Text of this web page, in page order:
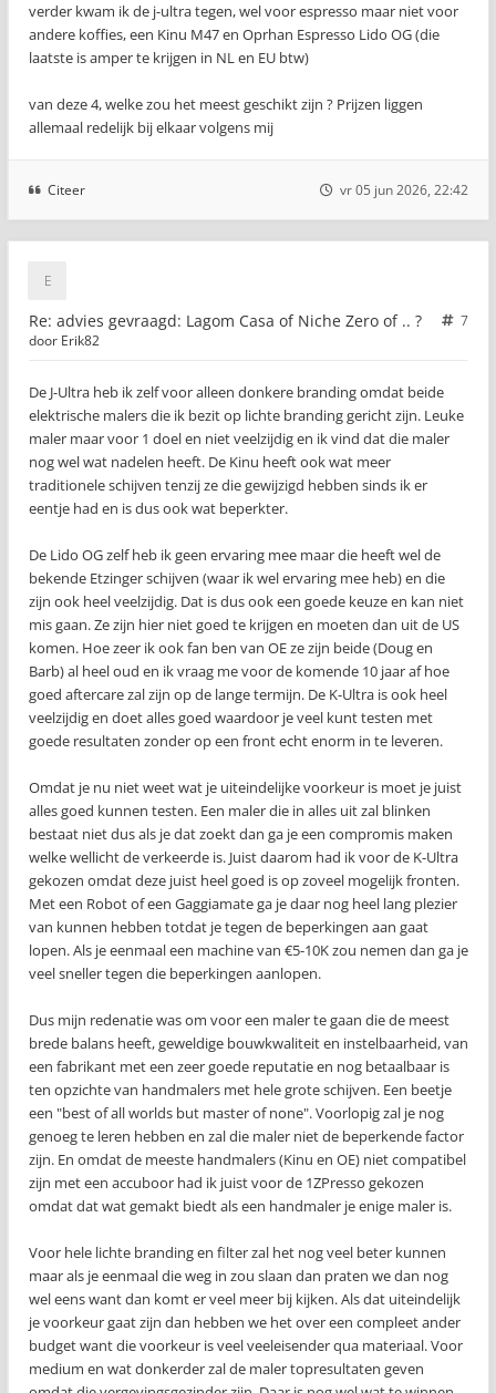
verder kwam ik de j-ultra tegen, wel voor espresso maar niet voor
andere koffies, een Kinu M47 en Oprhan Espresso Lido OG (die
laatste is amper te krijgen in NL en EU btw)
van deze 4, welke zou het meest geschikt zijn ? Prijzen liggen
allemaal redelijk bij elkaar volgens mij
Citeer vr 05 jun 2026, 22:42
Re: advies gevraagd: Lagom Casa of Niche Zero of .. ?
7
door Erik82
De J-Ultra heb ik zelf voor alleen donkere branding omdat beide
elektrische malers die ik bezit op lichte branding gericht zijn. Leuke
maler maar voor 1 doel en niet veelzijdig en ik vind dat die maler
nog wel wat nadelen heeft. De Kinu heeft ook wat meer
traditionele schijven tenzij ze die gewijzigd hebben sinds ik er
eentje had en is dus ook wat beperkter.
De Lido OG zelf heb ik geen ervaring mee maar die heeft wel de
bekende Etzinger schijven (waar ik wel ervaring mee heb) en die
zijn ook heel veelzijdig. Dat is dus ook een goede keuze en kan niet
mis gaan. Ze zijn hier niet goed te krijgen en moeten dan uit de US
komen. Hoe zeer ik ook fan ben van OE ze zijn beide (Doug en
Barb) al heel oud en ik vraag me voor de komende 10 jaar af hoe
goed aftercare zal zijn op de lange termijn. De K-Ultra is ook heel
veelzijdig en doet alles goed waardoor je veel kunt testen met
goede resultaten zonder op een front echt enorm in te leveren.
Omdat je nu niet weet wat je uiteindelijke voorkeur is moet je juist
alles goed kunnen testen. Een maler die in alles uit zal blinken
bestaat niet dus als je dat zoekt dan ga je een compromis maken
welke wellicht de verkeerde is. Juist daarom had ik voor de K-Ultra
gekozen omdat deze juist heel goed is op zoveel mogelijk fronten.
Met een Robot of een Gaggiamate ga je daar nog heel lang plezier
van kunnen hebben totdat je tegen de beperkingen aan gaat
lopen. Als je eenmaal een machine van €5-10K zou nemen dan ga je
veel sneller tegen die beperkingen aanlopen.
Dus mijn redenatie was om voor een maler te gaan die de meest
brede balans heeft, geweldige bouwkwaliteit en instelbaarheid, van
een fabrikant met een zeer goede reputatie en nog betaalbaar is
ten opzichte van handmalers met hele grote schijven. Een beetje
een "best of all worlds but master of none". Voorlopig zal je nog
genoeg te leren hebben en zal die maler niet de beperkende factor
zijn. En omdat de meeste handmalers (Kinu en OE) niet compatibel
zijn met een accuboor had ik juist voor de 1ZPresso gekozen
omdat dat wat gemakt biedt als een handmaler je enige maler is.
Voor hele lichte branding en filter zal het nog veel beter kunnen
maar als je eenmaal die weg in zou slaan dan praten we dan nog
wel eens want dan komt er veel meer bij kijken. Als dat uiteindelijk
je voorkeur gaat zijn dan hebben we het over een compleet ander
budget want die voorkeur is veel veeleisender qua materiaal. Voor
medium en wat donkerder zal de maler topresultaten geven